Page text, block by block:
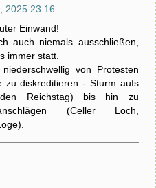
2025 23:16
Einwand!
auch niemals ausschließen,
immer statt.
von Protesten
zu diskreditieren - Sturm aufs
Reichstag) bis hin zu
(Celler Loch,